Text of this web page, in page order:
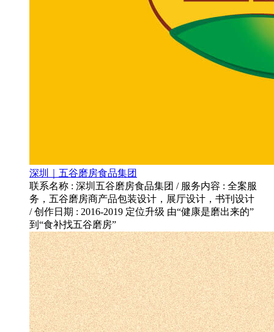
深圳｜五谷磨房食品集团
联系名称 : 深圳五谷磨房食品集团 / 服务内容 : 全案服
务，五谷磨房商产品包装设计，展厅设计，书刊设计
/ 创作日期 : 2016-2019 定位升级 由“健康是磨出来的”
到“食补找五谷磨房”